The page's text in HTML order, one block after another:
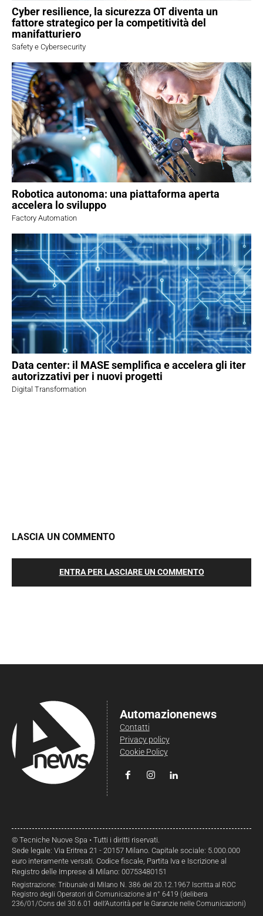
Cyber resilience, la sicurezza OT diventa un
fattore strategico per la competitività del
manifatturiero
Safety e Cybersecurity
Robotica autonoma: una piattaforma aperta
accelera lo sviluppo
Factory Automation
Data center: il MASE semplifica e accelera gli iter
autorizzativi per i nuovi progetti
Digital Transformation
LASCIA UN COMMENTO
ENTRA PER LASCIARE UN COMMENTO
Automazionenews
Contatti
Privacy policy
Cookie Policy
© Tecniche Nuove Spa • Tutti i diritti riservati.
Sede legale: Via Eritrea 21 - 20157 Milano. Capitale sociale: 5.000.000
euro interamente versati. Codice fiscale, Partita Iva e Iscrizione al
Registro delle Imprese di Milano: 00753480151
Registrazione: Tribunale di Milano N. 386 del 20.12.1967 Iscritta al ROC
Registro degli Operatori di Comunicazione al n° 6419 (delibera
236/01/Cons del 30.6.01 dell’Autorità per le Garanzie nelle Comunicazioni)